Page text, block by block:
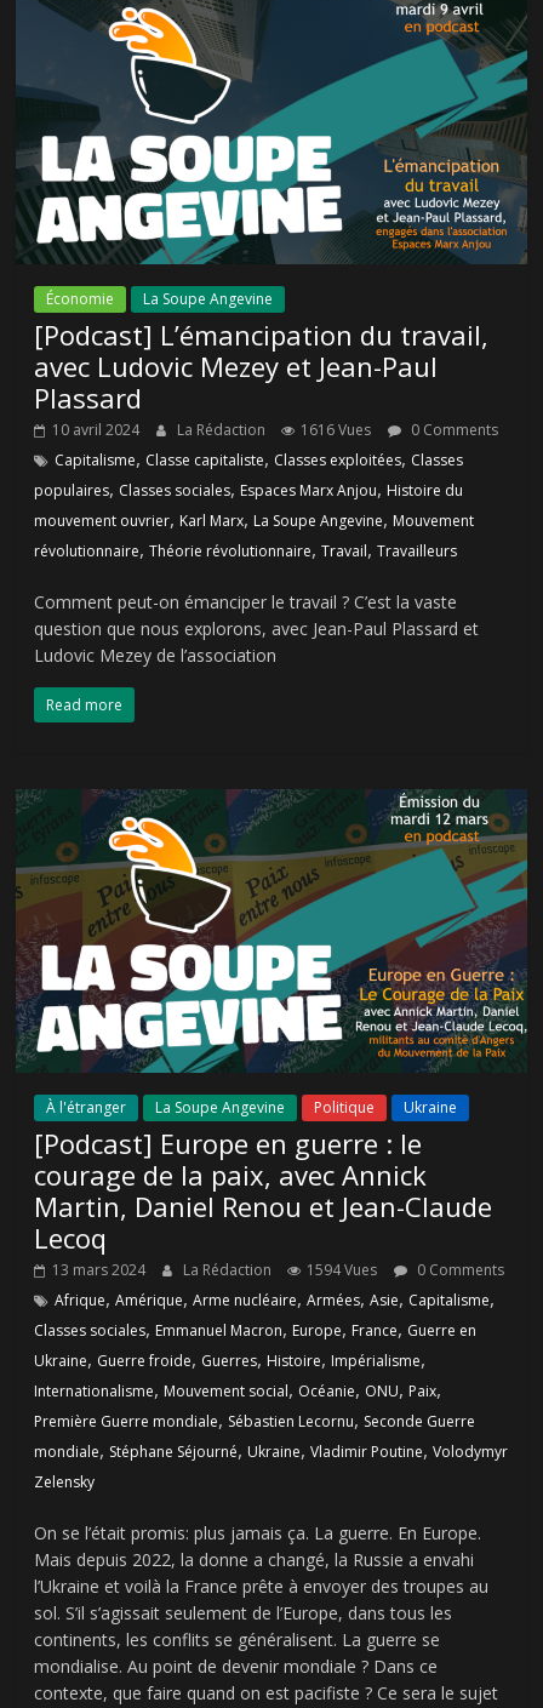
Économie La Soupe Angevine
[Podcast] L’émancipation du travail,
avec Ludovic Mezey et Jean-Paul
Plassard
10 avril 2024 La Rédaction 1616 Vues
0 Comments
Capitalisme, Classe capitaliste, Classes exploitées, Classes
populaires, Classes sociales, Espaces Marx Anjou, Histoire du
mouvement ouvrier, Karl Marx, La Soupe Angevine, Mouvement
révolutionnaire,Théorie révolutionnaire,Travail,Travailleurs
Comment peut-on émanciper le travail ? C’est la vaste
question que nous explorons, avec Jean-Paul Plassard et
Ludovic Mezey de l’association
Read more
À l'étranger La Soupe Angevine Politique Ukraine
[Podcast] Europe en guerre : le
courage de la paix, avec Annick
Martin, Daniel Renou et Jean-Claude
Lecoq
13 mars 2024 La Rédaction 1594 Vues
0 Comments
Afrique,Amérique,Arme nucléaire,Armées,Asie, Capitalisme,
Classes sociales, Emmanuel Macron, Europe, France, Guerre en
Ukraine, Guerre froide, Guerres, Histoire, Impérialisme,
Internationalisme, Mouvement social, Océanie, ONU, Paix,
Première Guerre mondiale, Sébastien Lecornu, Seconde Guerre
mondiale, Stéphane Séjourné, Ukraine,Vladimir Poutine,Volodymyr
Zelensky
On se l’était promis: plus jamais ça. La guerre. En Europe.
Mais depuis 2022, la donne a changé, la Russie a envahi
l’Ukraine et voilà la France prête à envoyer des troupes au
sol. S’il s’agissait seulement de l’Europe, dans tous les
continents, les conflits se généralisent. La guerre se
mondialise. Au point de devenir mondiale ? Dans ce
contexte, que faire quand on est pacifiste ? Ce sera le sujet